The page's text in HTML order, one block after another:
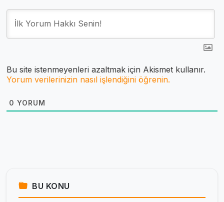
Bu site istenmeyenleri azaltmak için Akismet kullanır.
Yorum verilerinizin nasıl işlendiğini öğrenin.
0 YORUM
BU KONU